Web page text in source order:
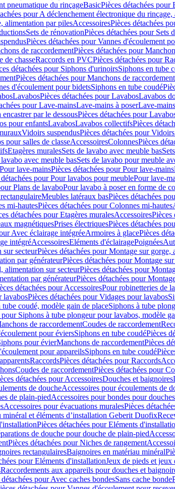
pneumatique du rinçageBasicPièces détachées pour
pour A déclenchement électronique du
alimentation par pilesAccessoiresPièces détachées
Sets de rénovationPièces détachées pour Sets
Pièces détachées pour Vannes d'écoulement
de raccordementPièces détachées pour
de chasseRaccords en PVCPièces détachées pour
détachées pour Siphons d'urinoirsSiphons en tube
Pièces détachées pour Manchons de raccordement
d'écoulement pour bidetsSiphons en tube coudé
LavabosPièces détachées pour LavabosLavabos
pour Lave-mainsLave-mains à poserLave-
par le dessousPièces détachées pour
pour enfantsLavabosLavabos collectifsPièces
Vidoirs suspendusPièces détachées pour
pour salles de classeAccessoiresColonnesPièces
Etagères muralesSets de lavabo avec meuble bas
avec meuble basSets de lavabo pour meuble
Pour lave-mainsPièces détachées pour Pour lave-mains
pour Pour lavabos pour meublePour lave-
Plans de lavaboPour lavabo à poser en forme de
Meubles latéraux basPièces détachées
mi-hautesPièces détachées pour Colonnes mi-hautes
détachées pour Etagères muralesAccessoiresPièces
magnétiquesPrises électriquesPièces détachées
Avec éclairage intégréeArmoires à glacePièces
intégréAccessoiresEléments d'éclairagePoignées
sur secteurPièces détachées pour Montage sur gorge,
par générateurPièces détachées pour Montage
alimentation sur secteurPièces détachées pour
par générateurPièces détachées pour
détachées pour AccessoiresPour robinetteries de
lavabosPièces détachées pour Vidages pour lavabos
coudé, modèle gain de placeSiphons à tube
pour Siphons à tube plongeur pour lavabos, modèle
de raccordementCoudes de raccordement
pour éviersSiphons en tube coudéPièces
pour évierManchons de raccordementPièces
pour appareilsSiphons en tube coudé
RaccordsPièces détachées pour Raccords
Coudes de raccordementPièces détachées pour
détachées pour AccessoiresDouches et baignoires
de doucheAccessoires pour écoulements de
de plain-piedAccessoires pour bondes pour
Accessoires pour évacuations muralesPièces
minéral et éléments d’installation Geberit Duofix
Pièces détachées pour Eléments
de douche pour douche de plain-pied
Pièces détachées pour Niches de rangement
rectangulairesBaignoires en matériau minéral
pour Eléments d'installationJeux de pieds et jeux
Raccordements aux appareils pour douches et
détachées pour Avec caches bondesSans cache bonde